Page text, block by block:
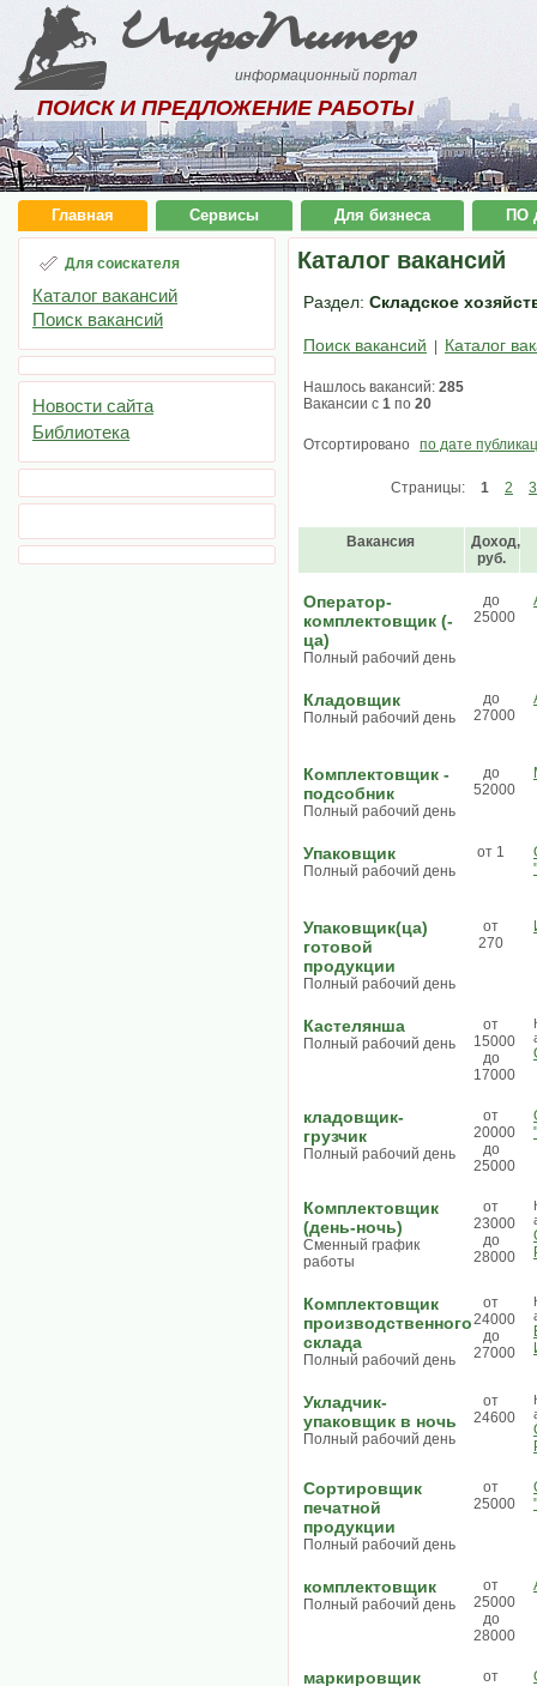
ИнфоПитер
информационный портал
ПОИСК И ПРЕДЛОЖЕНИЕ РАБОТЫ
Главная Сервисы Для бизнеса ПО
Для соискателя
Каталог вакансий
Поиск вакансий
Новости сайта
Библиотека
Каталог вакансий
Раздел: Складское
Поиск вакансий Каталог
Нашлось вакансий: 285
Вакансии с 1 по 20
Отсортировано по дате
Страницы: 1 2 3
Вакансия
Доход,
руб.
Оператор-
комплектовщик (-
ца)
Полный рабочий день
до
25000
Кладовщик
Полный рабочий день
до
27000
Комплектовщик -
подсобник
Полный рабочий день
до
52000
Упаковщик
Полный рабочий день
от 1
Упаковщик(ца)
готовой
продукции
Полный рабочий день
от
270
Кастелянша
Полный рабочий день
от
15000
до
17000
кладовщик-
грузчик
Полный рабочий день
от
20000
до
25000
Комплектовщик
(день-ночь)
Сменный график
работы
от
23000
до
28000
Комплектовщик
производственного
склада
Полный рабочий день
от
24000
до
27000
Укладчик-
упаковщик в ночь
Полный рабочий день
от
24600
Сортировщик
печатной
продукции
Полный рабочий день
от
25000
комплектовщик
Полный рабочий день
от
25000
до
28000
маркировщик
от